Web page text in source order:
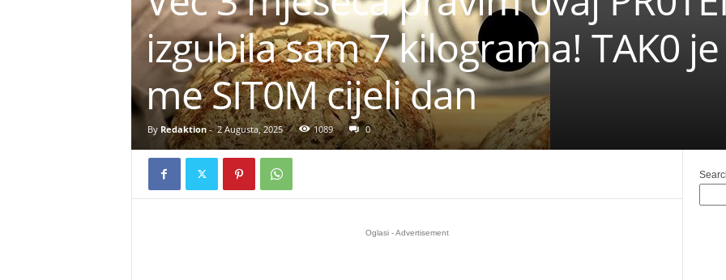
izgubila sam 7 kilograma! TAK0
me SIT0M cijeli dan
By Redaktion- 2 Augusta, 2025 1089 0
Oglasi - Advertisement